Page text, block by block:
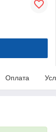
Оплата